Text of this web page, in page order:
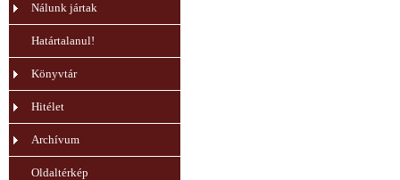
Nálunk jártak
Határtalanul!
Könyvtár
Hitélet
Archívum
Oldaltérkép